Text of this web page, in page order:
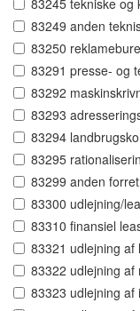
83245 tekniske og
83249 anden
83250
83291 presse- og
83292
83293
83294
83295
83299 anden
83300 udlejning/
83310 finansiel
83321 udlejning af
83322 udlejning
83323 udlejning af